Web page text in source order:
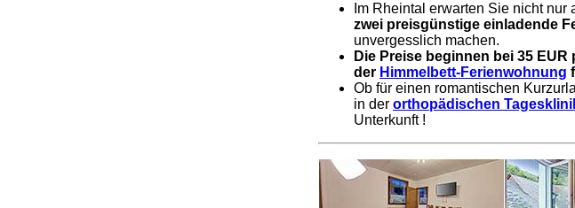
Im Rheintal erwarten Sie nicht
zwei preisgünstige einladende
unvergesslich machen.
Die Preise beginnen bei 35 EUR
der Himmelbett-Ferienwohnung
Ob für einen romantischen
in der orthopädischen
Unterkunft !